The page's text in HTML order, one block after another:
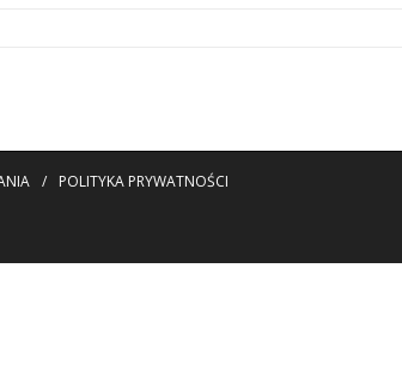
/ POLITYKA PRYWATNOŚCI